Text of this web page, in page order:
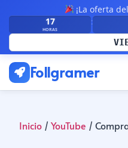
¡La oferta
17
HORAS
:
Follgramer
Inicio/ YouTube /